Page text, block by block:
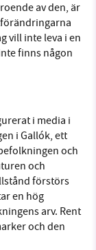
av den, är
vill inte leva i en
finns någon
i media i
i Gallók, ett
och
och
förstörs
en hög
arv. Rent
och den